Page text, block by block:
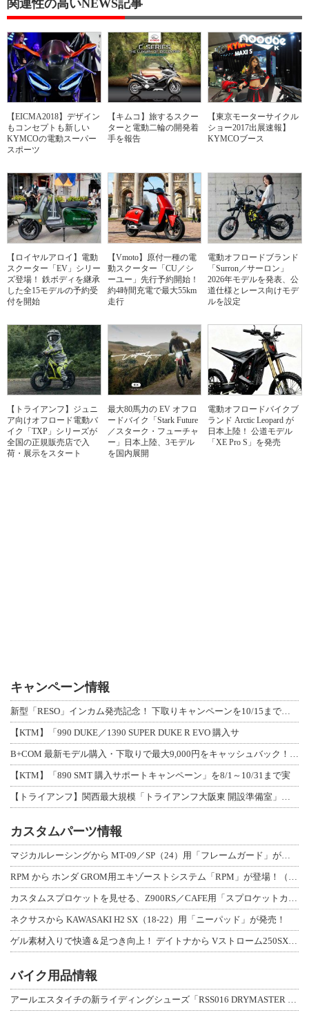
関連性の高いNEWS記事
【EICMA2018】デザイン
もコンセプトも新しい
KYMCOの電動スーパー
スポーツ
【キムコ】旅するスクー
ターと電動二輪の開発着
手を報告
【東京モーターサイクル
ショー2017出展速報】
KYMCOブース
【ロイヤルアロイ】電動
スクーター「EV」シリー
ズ登場！ 鉄ボディを継承
した全15モデルの予約受
付を開始
【Vmoto】原付一種の電
動スクーター「CU／シ
ーユー」先行予約開始！
約4時間充電で最大55km
走行
電動オフロードブランド
「Surron／サーロン」
2026年モデルを発表、公
道仕様とレース向けモデ
ルを設定
【トライアンフ】ジュニ
ア向けオフロード電動バ
イク「TXP」シリーズが
全国の正規販売店で入
荷・展示をスタート
最大80馬力の EV オフロ
ードバイク「Stark Future
／スターク・フューチャ
ー」日本上陸、3モデル
を国内展開
電動オフロードバイクブ
ランド Arctic Leopard が
日本上陸！ 公道モデル
「XE Pro S」を発売
キャンペーン情報
新型「RESO」インカム発売記念！ 下取りキャンペーンを10/15まで延長して開
【KTM】「990 DUKE／1390 SUPER DUKE R EVO 購入サ
B+COM 最新モデル購入・下取りで最大9,000円をキャッシュバック！「B+F
【KTM】「890 SMT 購入サポートキャンペーン」を8/1～10/31まで実
【トライアンフ】関西最大規模「トライアンフ大阪東 開設準備室」がオープン！ 限定
カスタムパーツ情報
マジカルレーシングから MT-09／SP（24）用「フレームガード」が登場！
RPM から ホンダ GROM用エキゾーストシステム「RPM」が登場！（動画あり
カスタムスプロケットを見せる、Z900RS／CAFE用「スプロケットカバーフルキ
ネクサスから KAWASAKI H2 SX（18-22）用「ニーパッド」が発売！
ゲル素材入りで快適＆足つき向上！ デイトナから Vストローム250SX用「快適ロ
バイク用品情報
アールエスタイチの新ライディングシューズ「RSS016 DRYMASTER スト